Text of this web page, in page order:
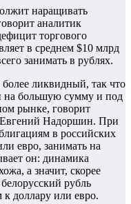
наращивать
аналитик
торгового
в среднем $10 млрд
занимать в рублях.
ликвидный, так что
на большую сумму и под
рынке, говорит
Надоршин. При
в российских
евро, занимать на
он: динамика
а значит, скорее
рубль
к доллару или евро.